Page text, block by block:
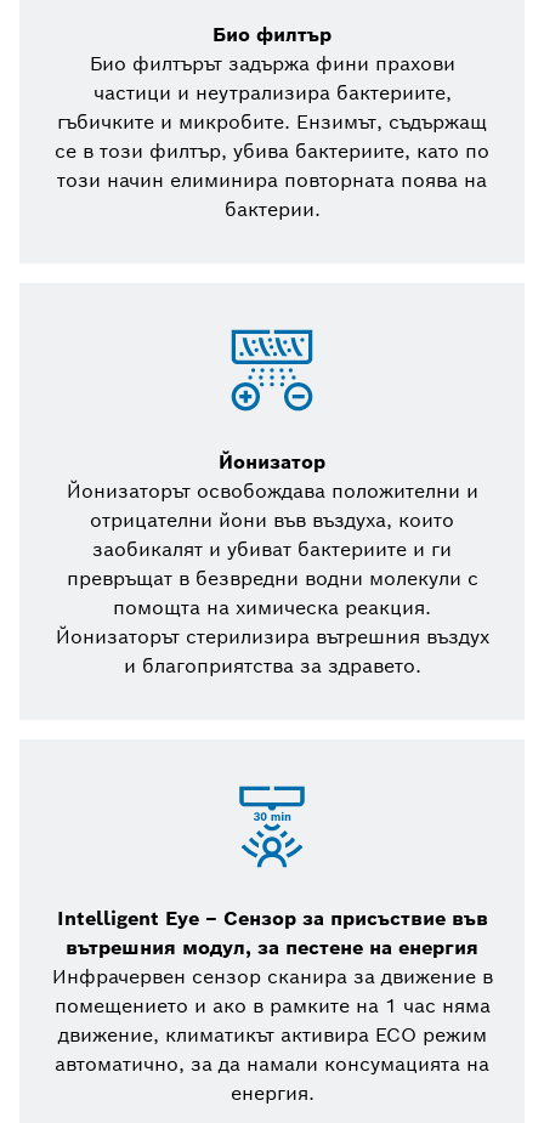
Био филтър
Био филтърът задържа фини прахови
частици и неутрализира бактериите,
гъбичките и микробите. Ензимът, съдържащ
се в този филтър, убива бактериите, като по
този начин елиминира повторната поява на
бактерии.
Йонизатор
Йонизаторът освобождава положителни и
отрицателни йони във въздуха, които
заобикалят и убиват бактериите и ги
превръщат в безвредни водни молекули с
помощта на химическа реакция.
Йонизаторът стерилизира вътрешния въздух
и благоприятства за здравето.
Intelligent Eye – Сензор за присъствие във
вътрешния модул, за пестене на енергия
Инфрачервен сензор сканира за движение в
помещението и ако в рамките на 1 час няма
движение, климатикът активира ЕСО режим
автоматично, за да намали консумацията на
енергия.